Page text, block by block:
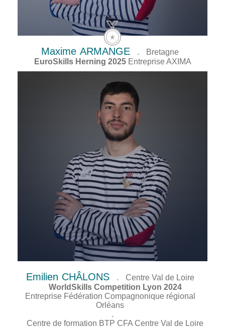
Maxime ARMANGE .
Bretagne
EuroSkills Herning 2025 Entreprise AXIMA
Emilien CHÂLONS .
Centre Val de Loire
WorldSkills Competition Lyon 2024
Entreprise Fédération Compagnonique régional
Orléans
.
Centre de formation BTP CFA Centre Val de Loire